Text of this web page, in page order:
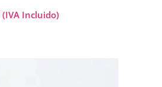
(IVA Incluido)